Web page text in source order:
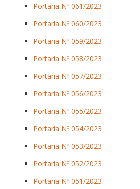
Portaria Nº 061/2023
Portaria Nº 060/2023
Portaria Nº 059/2023
Portaria Nº 058/2023
Portaria Nº 057/2023
Portaria Nº 056/2023
Portaria Nº 055/2023
Portaria Nº 054/2023
Portaria Nº 053/2023
Portaria Nº 052/2023
Portaria Nº 051/2023